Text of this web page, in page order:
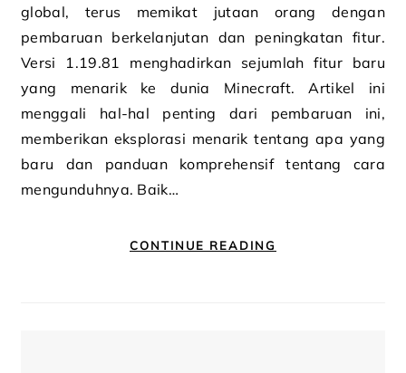
global, terus memikat jutaan orang dengan
pembaruan berkelanjutan dan peningkatan fitur.
Versi 1.19.81 menghadirkan sejumlah fitur baru
yang menarik ke dunia Minecraft. Artikel ini
menggali hal-hal penting dari pembaruan ini,
memberikan eksplorasi menarik tentang apa yang
baru dan panduan komprehensif tentang cara
mengunduhnya. Baik…
CONTINUE READING